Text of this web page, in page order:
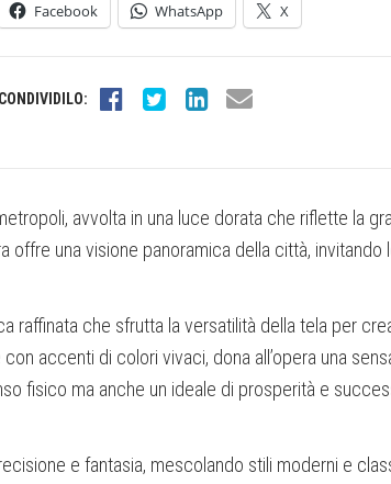
Facebook WhatsApp X
CONDIVIDILO:
avvolta in una luce dorata che riflette la
offre una visione panoramica della città,
raffinata che sfrutta la versatilità della tela per
accenti di colori vivaci, dona all’opera una
fisico ma anche un ideale di prosperità e
e fantasia, mescolando stili moderni e